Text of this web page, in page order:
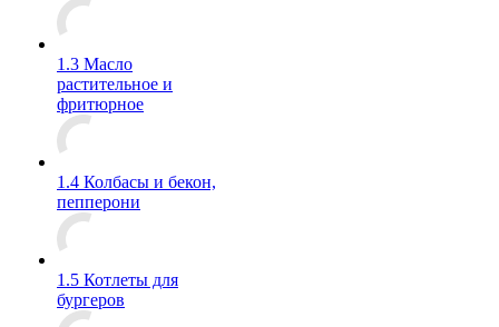
1.3 Масло
растительное и
фритюрное
1.4 Колбасы и бекон,
пепперони
1.5 Котлеты для
бургеров